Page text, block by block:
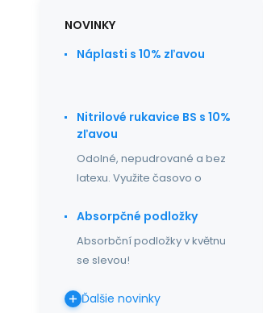
NOVINKY
Náplasti s 10% zľavou
Nitrilové rukavice BS s 10%
zľavou
Odolné, nepudrované a bez
latexu. Využite časovo o
Absorpčné podložky
Absorbční podložky v květnu
se slevou!
Ďalšie novinky